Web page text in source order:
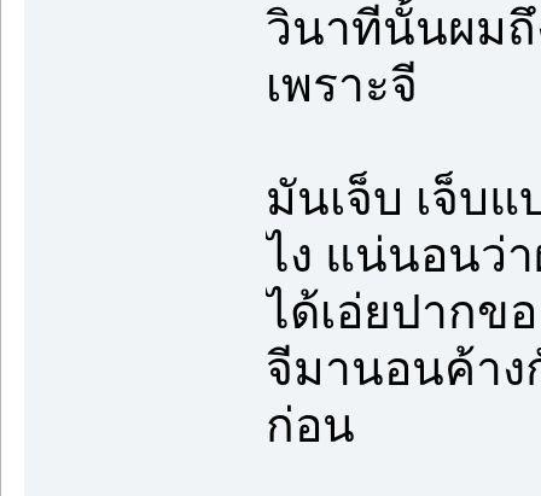
วินาทีนั้นผมถึ
เพราะจี
มันเจ็บ เจ็บ
ไง แน่นอนว่
ได้เอ่ยปากข
จีมานอนค้าง
ก่อน